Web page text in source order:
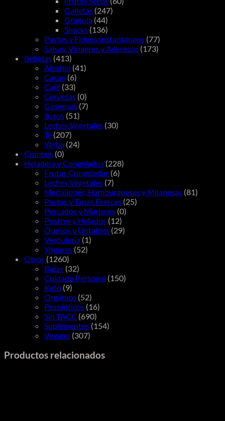
Galletas (247)
Granola (44)
Snacks (136)
Pastas y Fideos Instantáneos (77)
Salsas, Vinagres y Aderezos (173)
Bebidas (413)
Alcohol (41)
Cacao (6)
Café (33)
Cervezas (0)
Gaseosas (7)
Jugos (51)
Leches Vegetales (30)
Té (207)
Yerba (24)
Combos (0)
Heladera y Congelados (228)
Frutas Congeladas (6)
Leches Vegetales (7)
Medallones, Hamburguesas y Milanesas (81)
Pastas y Tapas Frescas (25)
Pescados y Mariscos (0)
Postres y Helados (12)
Quesos y Untables (29)
Verdulería (1)
Yogures (52)
Otros (1260)
Bazar (32)
Cuidado Personal (150)
Keto (9)
Orgánico (52)
Probióticos (16)
Sin TACC (690)
Suplementos (154)
Vegano (307)
Productos relacionados